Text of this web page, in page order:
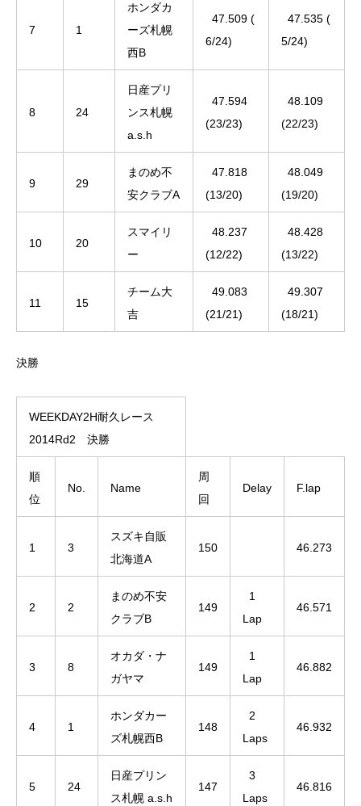
7 1
ホンダカ
ーズ札幌
西B
47.509 (
6/24)
47.535 (
5/24)
8 24
日産プリ
ンス札幌
a.s.h
47.594
(23/23)
48.109
(22/23)
9 29
まのめ不
安クラブA
47.818
(13/20)
48.049
(19/20)
10 20
スマイリ
ー
48.237
(12/22)
48.428
(13/22)
11 15
チーム大
吉
49.083
(21/21)
49.307
(18/21)
決勝
WEEKDAY2H耐久レース
2014Rd2 決勝
順
位
No. Name
周
回
Delay F.lap
1 3
スズキ自販
北海道A
150 46.273
2 2
まのめ不安
クラブB
149
1
Lap
46.571
3 8
オカダ・ナ
ガヤマ
149
1
Lap
46.882
4 1
ホンダカー
ズ札幌西B
148
2
Laps
46.932
5 24
日産プリン
ス札幌 a.s.h
147
3
Laps
46.816